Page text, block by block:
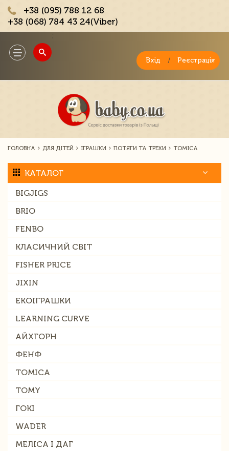
+38 (095) 788 12 68
+38 (068) 784 43 24(Viber)
Toggle
navigation
Вхід / Реєстрація
ГОЛОВНА ДЛЯ ДІТЕЙ ІГРАШКИ ПОТЯГИ ТА ТРЕКИ TOMICA
КАТАЛОГ
BIGJIGS
BRIO
FENBO
КЛАСИЧНИЙ СВІТ
FISHER PRICE
JIXIN
ЕКОІГРАШКИ
LEARNING CURVE
АЙХГОРН
ФЕНФ
TOMICA
TOMY
ГОКІ
WADER
МЕЛІСА І ДАГ